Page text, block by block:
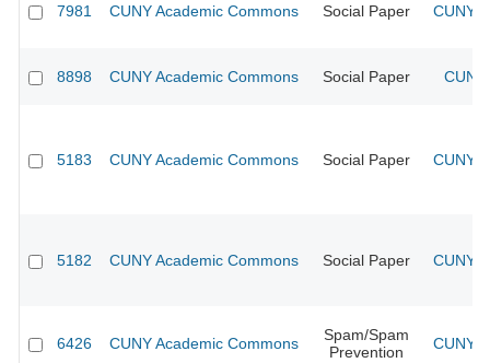
7981 CUNY Academic Commons Social Paper CUNY
8898 CUNY Academic Commons Social Paper
5183 CUNY Academic Commons Social Paper CUNY
5182 CUNY Academic Commons Social Paper CUNY
6426 CUNY Academic Commons
Spam/Spam
Prevention
CUNY